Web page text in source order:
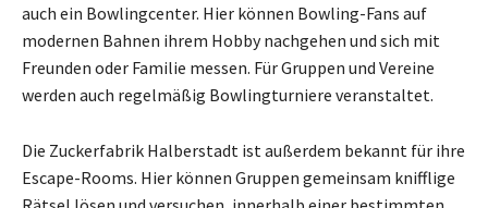
auch ein Bowlingcenter. Hier können Bowling-Fans auf
modernen Bahnen ihrem Hobby nachgehen und sich mit
Freunden oder Familie messen. Für Gruppen und Vereine
werden auch regelmäßig Bowlingturniere veranstaltet.
Die Zuckerfabrik Halberstadt ist außerdem bekannt für ihre
Escape-Rooms. Hier können Gruppen gemeinsam knifflige